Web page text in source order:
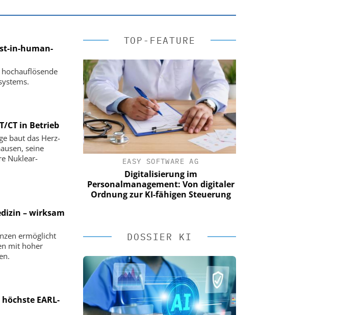
in-human-
hochauflösende
CT in Betrieb
baut das Herz-
seine
Nuklear-
– wirksam
ermöglicht
mit hoher
EARL-
TOP-FEATURE
AG EASY SOFTWARE AG
Digitalisierung im
Personalmanagement: Von digitaler
Ordnung zur KI-fähigen Steuerung
DOSSIER KI